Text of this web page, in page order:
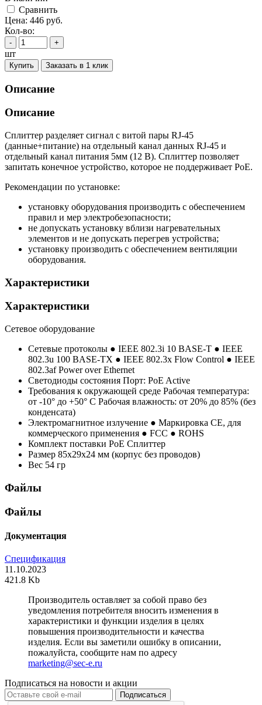
Cравнить
Цена: 446 руб.
Кол-во:
- +
шт
Купить Заказать в 1 клик
Описание
Описание
Сплиттер разделяет сигнал с витой пары RJ-45
(данные+питание) на отдельный канал данных RJ-45 и
отдельный канал питания 5мм (12 В). Сплиттер позволяет
запитать конечное устройство, которое не поддерживает PoE.
Рекомендации по установке:
установку оборудования производить с обеспечением
правил и мер электробезопасности;
не допускать установку вблизи нагревательных
элементов и не допускать перегрев устройства;
установку производить с обеспечением вентиляции
оборудования.
Характеристики
Характеристики
Сетевое оборудование
Сетевые протоколы ● IEEE 802.3i 10 BASE-T ● IEEE
802.3u 100 BASE-TX ● IEEE 802.3x Flow Control ● IEEE
802.3af Power over Ethernet
Светодиоды состояния Порт: PoE Active
Требования к окружающей среде Рабочая температура:
от -10° до +50° C Рабочая влажность: от 20% до 85% (без
конденсата)
Электромагнитное излучение ● Маркировка CE, для
коммерческого применения ● FCC ● ROHS
Комплект поставки PoE Сплиттер
Размер 85x29x24 мм (корпус без проводов)
Вес 54 гр
Файлы
Файлы
Документация
Спецификация
11.10.2023
421.8 Kb
Производитель оставляет за собой право без
уведомления потребителя вносить изменения в
характеристики и функции изделия в целях
повышения производительности и качества
изделия. Если вы заметили ошибку в описании,
пожалуйста, сообщите нам по адресу
marketing@sec-e.ru
Подписаться на новости и акции
Подписаться